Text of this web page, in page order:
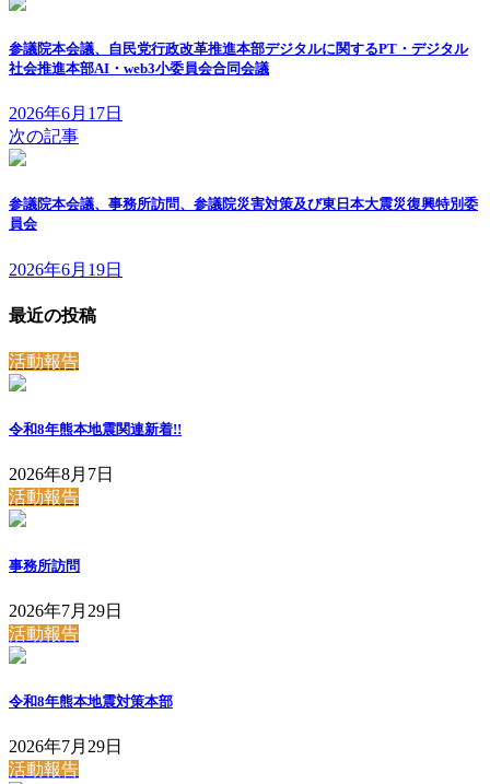
参議院本会議、自民党行政改革推進本部デジタルに関するPT・デジタル
社会推進本部AI・web3小委員会合同会議
2026年6月17日
次の記事
参議院本会議、事務所訪問、参議院災害対策及び東日本大震災復興特別委
員会
2026年6月19日
最近の投稿
活動報告
令和8年熊本地震関連新着!!
2026年8月7日
活動報告
事務所訪問
2026年7月29日
活動報告
令和8年熊本地震対策本部
2026年7月29日
活動報告